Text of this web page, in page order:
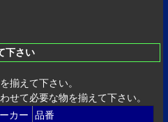
下さい
揃えて下さい。
せて必要な物を揃えて下さい。
カー
品番